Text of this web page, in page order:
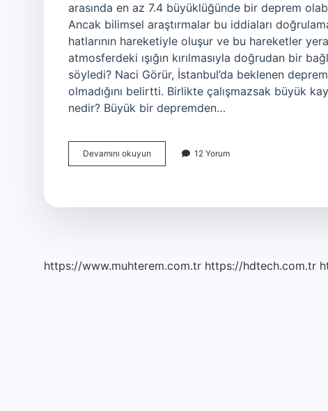
arasında en az 7.4 büyüklüğünde bir deprem
Ancak bilimsel araştırmalar bu iddiaları
hatlarının hareketiyle oluşur ve bu hareketler
atmosferdeki ışığın kırılmasıyla doğrudan bir
söyledi? Naci Görür, İstanbul’da beklenen
olmadığını belirtti. Birlikte çalışmazsak büyük
nedir? Büyük bir depremden…
Devamını okuyun
Söylentileri
12 Yorum
https://www.muhterem.com.tr https://hdtech.com.tr